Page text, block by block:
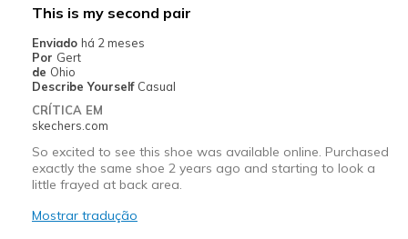
This is my second pair
Enviado há 2 meses
Por Gert
de Ohio
Describe Yourself Casual
CRÍTICA EM
skechers.com
So excited to see this shoe was available online. Purchased
exactly the same shoe 2 years ago and starting to look a
little frayed at back area.
Mostrar tradução